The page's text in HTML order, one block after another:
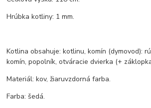
Hrúbka kotliny: 1 mm.
Kotlina obsahuje: kotlinu, komín (dymovod):
komín, popolník, otváracie dvierka (+
Materiál: kov, žiaruvzdorná farba.
Farba: šedá.